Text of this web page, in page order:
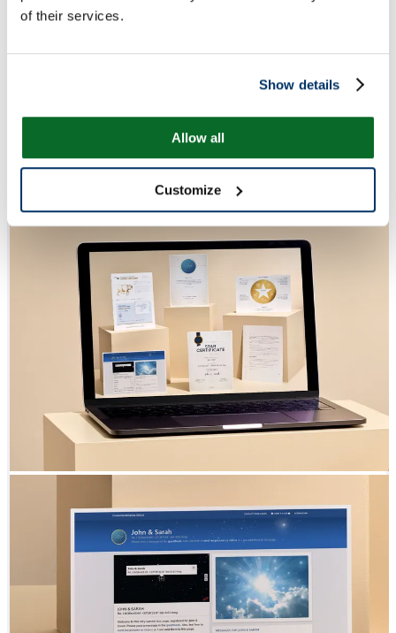
of their services.
Show details
Allow all
Customize